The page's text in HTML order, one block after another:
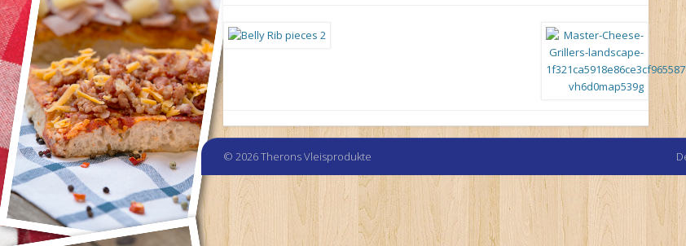
© 2026 Therons Vleisprodukte